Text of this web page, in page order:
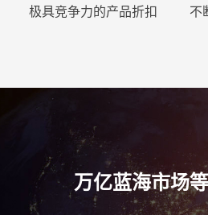
极具竞争力的产品折扣
不
万亿蓝海市场